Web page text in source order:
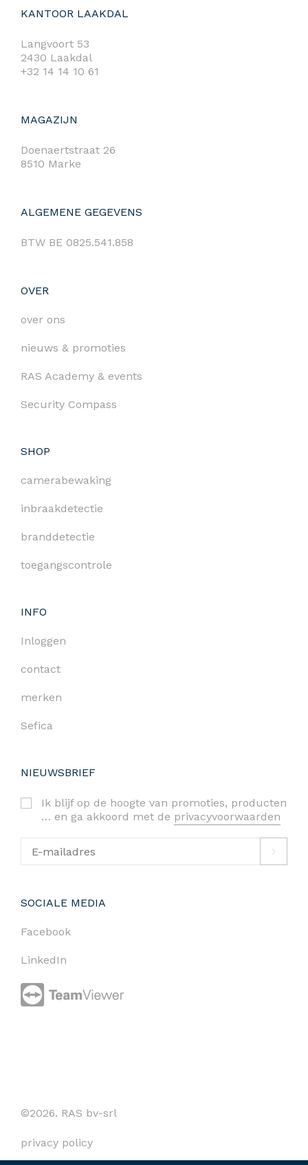
KANTOOR LAAKDAL
Langvoort 53
2430 Laakdal
+32 14 14 10 61
MAGAZIJN
Doenaertstraat 26
8510 Marke
ALGEMENE GEGEVENS
BTW BE 0825.541.858
OVER
over ons
nieuws & promoties
RAS Academy & events
Security Compass
SHOP
camerabewaking
inbraakdetectie
branddetectie
toegangscontrole
INFO
Inloggen
contact
merken
Sefica
NIEUWSBRIEF
Ik blijf op de hoogte van promoties, producten
… en ga akkoord met de privacyvoorwaarden
SOCIALE MEDIA
Facebook
LinkedIn
©2026. RAS bv-srl
privacy policy